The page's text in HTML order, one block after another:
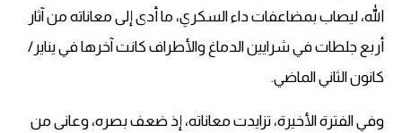
الله، ليصاب بمضاعفات داء السكري، ما أدى إلى معاناته من آثار
أربع جلطات في شرايين الدماغ والأطراف كانت آخرها في يناير/
كانون الثاني الماضي.
وفي الفترة الأخيرة، تزايدت معاناته، إذ ضعف بصره، وعانى من